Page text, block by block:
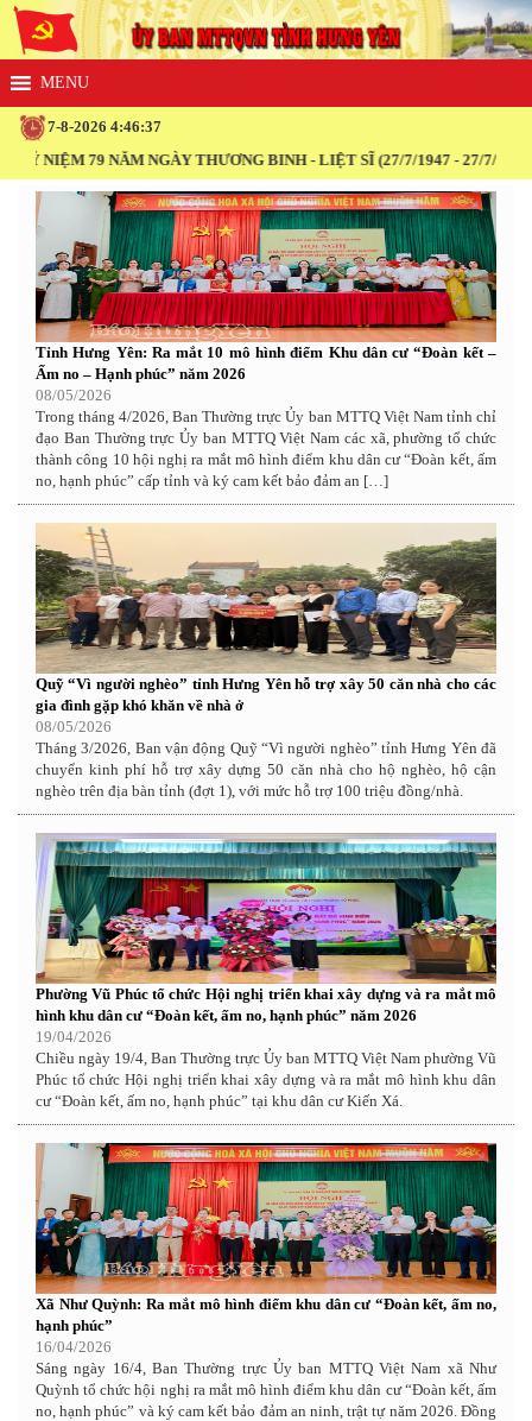
7-8-2026 4:46:38
NIỆM 79 NĂM NGÀY THƯƠNG BINH - LIỆT SĨ (27/7/1947 - 27/7/2026)
Tỉnh Hưng Yên: Ra mắt 10 mô hình điểm Khu dân cư “Đoàn kết –
Ấm no – Hạnh phúc” năm 2026
08/05/2026
Trong tháng 4/2026, Ban Thường trực Ủy ban MTTQ Việt Nam tỉnh chỉ
đạo Ban Thường trực Ủy ban MTTQ Việt Nam các xã, phường tổ chức
thành công 10 hội nghị ra mắt mô hình điểm khu dân cư “Đoàn kết, ấm
no, hạnh phúc” cấp tỉnh và ký cam kết bảo đảm an […]
Quỹ “Vì người nghèo” tỉnh Hưng Yên hỗ trợ xây 50 căn nhà cho các
gia đình gặp khó khăn về nhà ở
08/05/2026
Tháng 3/2026, Ban vận động Quỹ “Vì người nghèo” tỉnh Hưng Yên đã
chuyển kinh phí hỗ trợ xây dựng 50 căn nhà cho hộ nghèo, hộ cận
nghèo trên địa bàn tỉnh (đợt 1), với mức hỗ trợ 100 triệu đồng/nhà.
Phường Vũ Phúc tổ chức Hội nghị triển khai xây dựng và ra mắt mô
hình khu dân cư “Đoàn kết, ấm no, hạnh phúc” năm 2026
19/04/2026
Chiều ngày 19/4, Ban Thường trực Ủy ban MTTQ Việt Nam phường Vũ
Phúc tổ chức Hội nghị triển khai xây dựng và ra mắt mô hình khu dân
cư “Đoàn kết, ấm no, hạnh phúc” tại khu dân cư Kiến Xá.
Xã Như Quỳnh: Ra mắt mô hình điểm khu dân cư “Đoàn kết, ấm no,
hạnh phúc”
16/04/2026
Sáng ngày 16/4, Ban Thường trực Ủy ban MTTQ Việt Nam xã Như
Quỳnh tổ chức hội nghị ra mắt mô hình điểm khu dân cư “Đoàn kết, ấm
no, hạnh phúc” và ký cam kết bảo đảm an ninh, trật tự năm 2026. Đồng